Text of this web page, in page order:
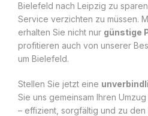
Bielefeld nach Leipzig zu
Service verzichten zu müssen.
erhalten Sie nicht nur günstige
profitieren auch von unserer
um Bielefeld.
Stellen Sie jetzt eine
Sie uns gemeinsam Ihren
– effizient, sorgfältig und zu den